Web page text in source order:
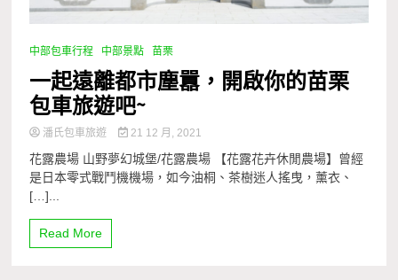
中部包車行程 中部景點 苗栗
一起遠離都市塵囂，開啟你的苗栗
包車旅遊吧~
潘氏包車旅遊 21 12 月, 2021
花露農場 山野夢幻城堡/花露農場 【花露花卉休閒農場】曾經
是日本零式戰鬥機機場，如今油桐、茶樹迷人搖曳，薰衣、
[…]...
Read More